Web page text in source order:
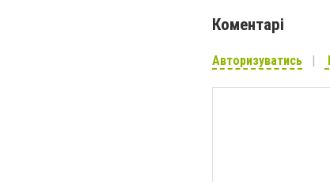
Коментарі
Авторизуватись